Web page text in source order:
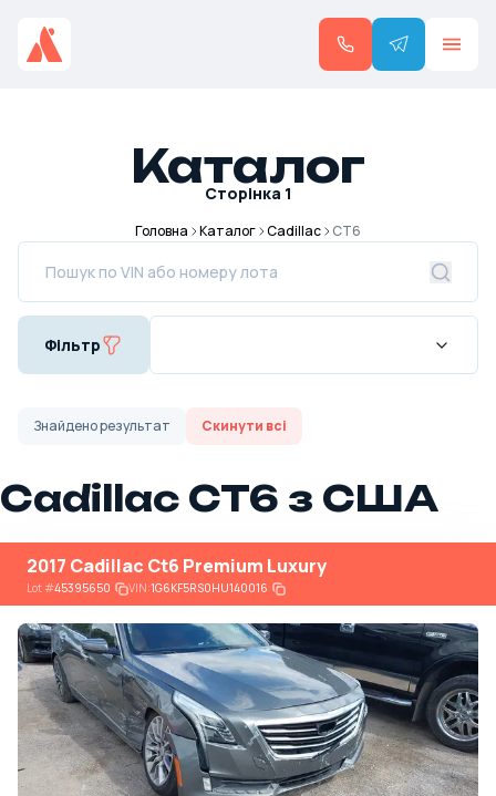
Каталог
Сторінка 1
Головна Каталог Cadillac CT6
Фільтр
Знайденорезультат Скинути всі
Cadillac CT6 з США
2017 Cadillac Ct6 Premium Luxury
Lot#45395650 VIN:1G6KF5RS0HU140016